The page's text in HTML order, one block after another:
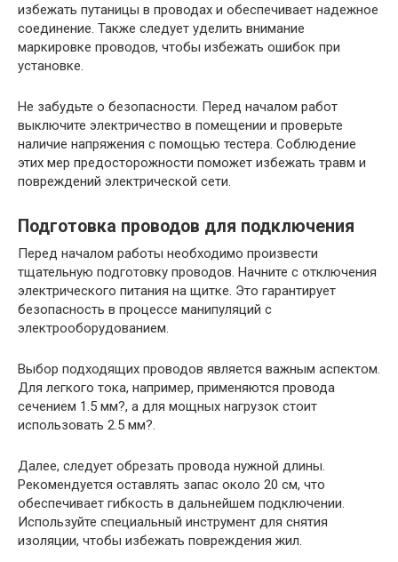
избежать путаницы в проводах и обеспечивает надежное
соединение. Также следует уделить внимание
маркировке проводов, чтобы избежать ошибок при
установке.
Не забудьте о безопасности. Перед началом работ
выключите электричество в помещении и проверьте
наличие напряжения с помощью тестера. Соблюдение
этих мер предосторожности поможет избежать травм и
повреждений электрической сети.
Подготовка проводов для подключения
Перед началом работы необходимо произвести
тщательную подготовку проводов. Начните с отключения
электрического питания на щитке. Это гарантирует
безопасность в процессе манипуляций с
электрооборудованием.
Выбор подходящих проводов является важным аспектом.
Для легкого тока, например, применяются провода
сечением 1.5 мм?, а для мощных нагрузок стоит
использовать 2.5 мм?.
Далее, следует обрезать провода нужной длины.
Рекомендуется оставлять запас около 20 см, что
обеспечивает гибкость в дальнейшем подключении.
Используйте специальный инструмент для снятия
изоляции, чтобы избежать повреждения жил.